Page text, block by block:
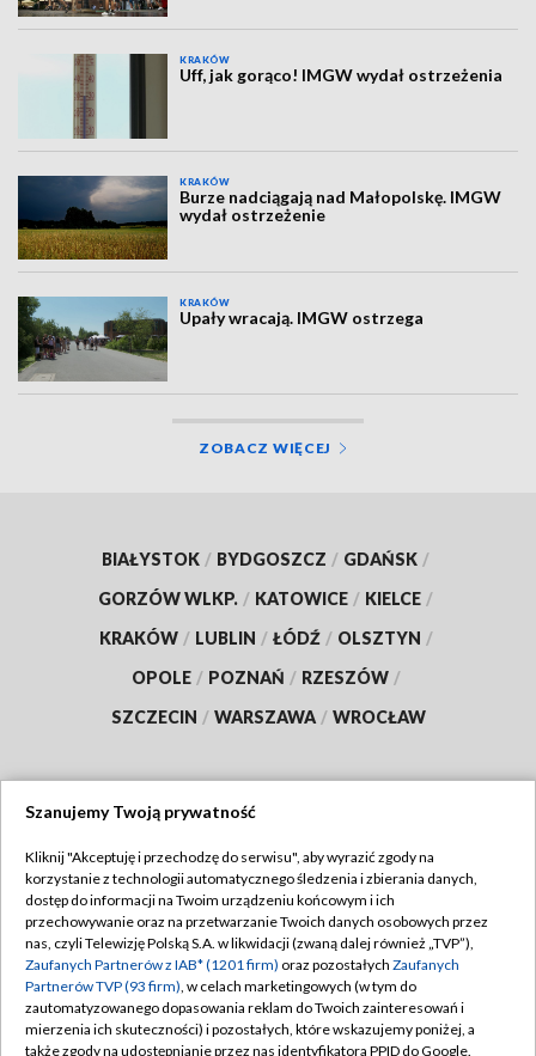
KRAKÓW
Uff, jak gorąco! IMGW wydał ostrzeżenia
KRAKÓW
Burze nadciągają nad Małopolskę. IMGW
wydał ostrzeżenie
KRAKÓW
Upały wracają. IMGW ostrzega
ZOBACZ WIĘCEJ
BIAŁYSTOK / BYDGOSZCZ / GDAŃSK /
GORZÓW WLKP. / KATOWICE / KIELCE /
KRAKÓW / LUBLIN / ŁÓDŹ / OLSZTYN /
OPOLE / POZNAŃ / RZESZÓW /
SZCZECIN / WARSZAWA / WROCŁAW
TVP
Abonament TVP
Emisja w TVP
Centrum informacji TVP
Naziemna Telewizja Cyfrowa
Regulamin TVP
Polityka prywatności
Moje zgody
Pomoc
Szanujemy Twoją prywatność
Kliknij "Akceptuję i przechodzę do serwisu", aby wyrazić zgody na
korzystanie z technologii automatycznego śledzenia i zbierania danych,
dostęp do informacji na Twoim urządzeniu końcowym i ich
przechowywanie oraz na przetwarzanie Twoich danych osobowych przez
nas, czyli Telewizję Polską S.A. w likwidacji (zwaną dalej również „TVP”),
Zaufanych Partnerów z IAB* (1201 firm) oraz pozostałych Zaufanych
Partnerów TVP (93 firm), w celach marketingowych (w tym do
zautomatyzowanego dopasowania reklam do Twoich zainteresowań i
mierzenia ich skuteczności) i pozostałych, które wskazujemy poniżej, a
także zgody na udostępnianie przez nas identyfikatora PPID do Google.